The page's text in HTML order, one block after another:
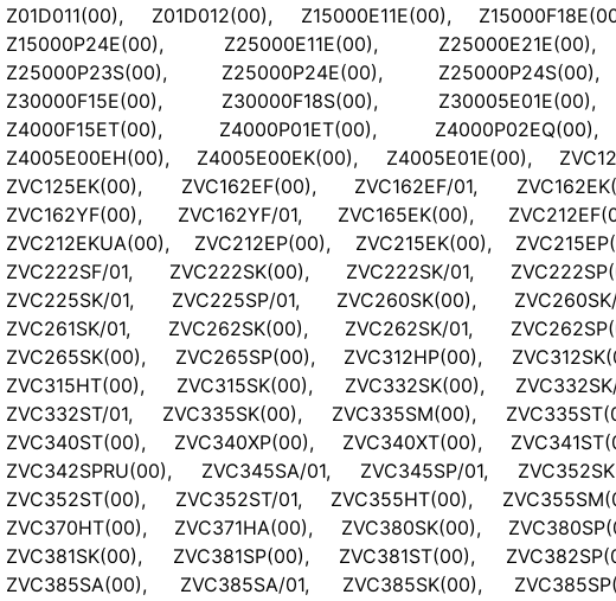
Z01D011(00), Z01D012(00), Z15000E11E(00),
Z15000P24E(00), Z25000E11E(00),
Z25000P23S(00), Z25000P24E(00),
Z30000F15E(00), Z30000F18S(00),
Z4000F15ET(00), Z4000P01ET(00),
Z4005E00EH(00), Z4005E00EK(00), Z4005E01E(00),
ZVC125EK(00), ZVC162EF(00), ZVC162EF/01,
ZVC162YF(00), ZVC162YF/01, ZVC165EK(00),
ZVC212EKUA(00), ZVC212EP(00), ZVC215EK(00),
ZVC222SF/01, ZVC222SK(00), ZVC222SK/01,
ZVC225SK/01, ZVC225SP/01, ZVC260SK(00),
ZVC261SK/01, ZVC262SK(00), ZVC262SK/01,
ZVC265SK(00), ZVC265SP(00), ZVC312HP(00),
ZVC315HT(00), ZVC315SK(00), ZVC332SK(00),
ZVC332ST/01, ZVC335SK(00), ZVC335SM(00),
ZVC340ST(00), ZVC340XP(00), ZVC340XT(00),
ZVC342SPRU(00), ZVC345SA/01, ZVC345SP/01,
ZVC352ST(00), ZVC352ST/01, ZVC355HT(00),
ZVC370HT(00), ZVC371HA(00), ZVC380SK(00),
ZVC381SK(00), ZVC381SP(00), ZVC381ST(00),
ZVC385SA(00), ZVC385SA/01, ZVC385SK(00),